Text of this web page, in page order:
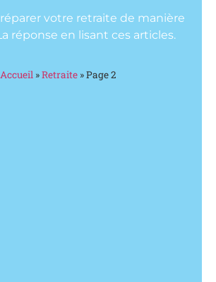
votre retraite de manière
réponse en lisant ces articles.
Accueil»Retraite»Page 2